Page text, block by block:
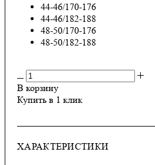
44-46/170-176
44-46/182-188
48-50/170-176
48-50/182-188
В корзину
Купить в 1 клик
ХАРАКТЕРИСТИКИ